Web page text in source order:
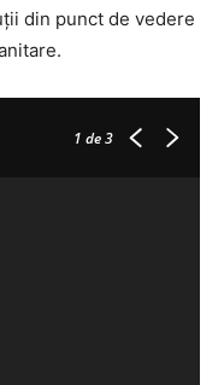
din punct de vedere
1 de 3